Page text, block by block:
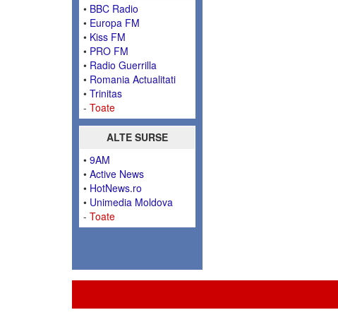
• BBC Radio
• Europa FM
• Kiss FM
• PRO FM
• Radio Guerrilla
• Romania Actualitati
• Trinitas
- Toate
ALTE SURSE
• 9AM
• Active News
• HotNews.ro
• Unimedia Moldova
- Toate